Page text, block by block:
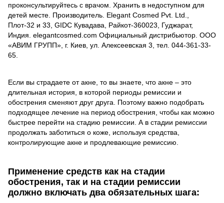
проконсультируйтесь с врачом. Хранить в недоступном для
детей месте. Производитель. Elegant Cosmed Pvt. Ltd.,
Плот-32 и 33, GIDC Кувадава, Райкот-360023, Гуджарат,
Индия. elegantcosmed.com Официальный дистрибьютор. ООО
«АВИМ ГРУПП», г. Киев, ул. Алексеевская 3, тел. 044-361-33-
65.
Если вы страдаете от акне, то вы знаете, что акне – это
длительная история, в которой периоды ремиссии и
обострения сменяют друг друга. Поэтому важно подобрать
подходящее лечение на период обострения, чтобы как можно
быстрее перейти на стадию ремиссии. А в стадии ремиссии
продолжать заботиться о коже, используя средства,
контролирующие акне и продлевающие ремиссию.
Применение средств как на стадии
обострения, так и на стадии ремиссии
должно включать два обязательных шага: